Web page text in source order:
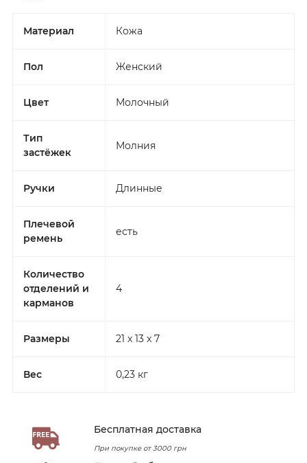
Материал Кожа
Пол Женский
Цвет Молочный
Тип
застёжек
Молния
Ручки Длинные
Плечевой
ремень
есть
Количество
отделений и
карманов
4
Размеры 21 x 13 x 7
Вес 0,23 кг
Бесплатная доставка
При покупке от 3000 грн